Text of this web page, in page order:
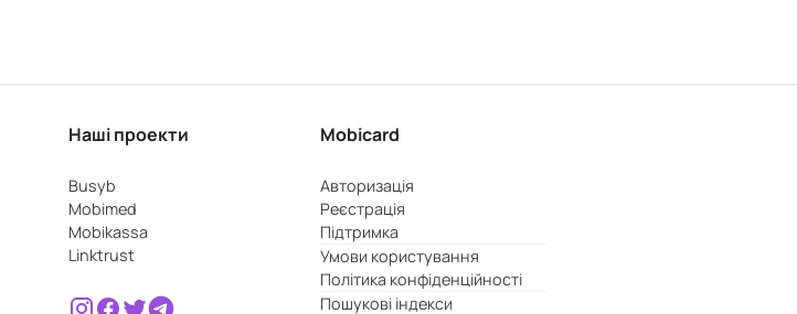
Наші проекти
Busyb
Mobimed
Mobikassa
Linktrust
Mobicard
Авторизація
Реєстрація
Підтримка
Умови користування
Політика конфіденційності
Пошукові індекси